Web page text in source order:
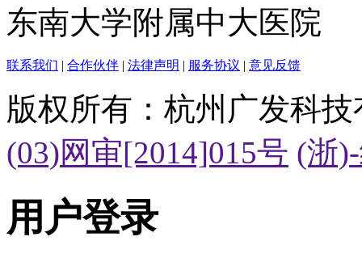
东南大学附属中大医院
联系我们 | 合作伙伴 | 法律声明 | 服务协议 | 意见反馈
版权所有：杭州广发科
(03)网审[2014]015号 (浙
用户登录